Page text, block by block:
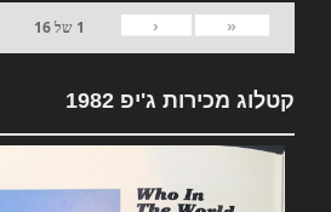
«
‹
1 של16
קטלוג מכירות ג'יפ 1982